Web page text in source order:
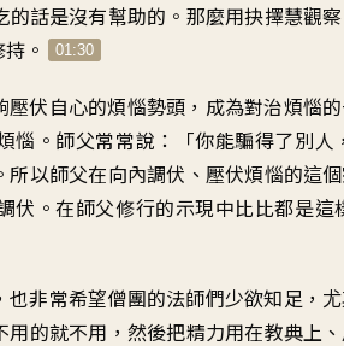
的話是沒有幫助的 。 那麼用抉擇慧觀察
持 。 01:30
壓伏自心的煩惱勢頭 ， 成為對治煩惱的
惱 。 師父常常說 ：「你能騙得了別人 ，
所以師父在向內調伏 、 壓伏煩惱的這
伏 。在師父修行的示現中比比都是這
也非常希望僧團的法師們少欲知足 ，
用的就不用 ， 然後把精力用在教典上 、